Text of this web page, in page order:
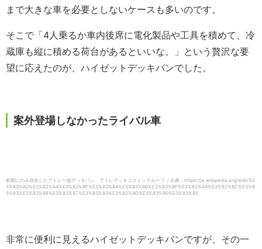
まで大きな車を必要としないケースも多いのです。
そこで「4人乗るか車内後席に電化製品や工具を積めて、冷
蔵庫も縦に積める荷台があるといいな。」という贅沢な要
望に応えたのが、ハイゼットデッキバンでした。
案外登場しなかったライバル車
初期にのみ存在したアトレー版デッキバン、アトレデッキコズミックルーフ / 出典：https://ja.wikipedia.org/wiki/%E
3%83%80%E3%82%A4%E3%83%8F%E3%83%84%E3%83%BB%E3%83%8F%E3%82%A4%E3%82%BC%E3%8
3%83%E3%83%88%E3%83%87%E3%83%83%E3%82%AD%E3%83%90%E3%83%B3
非常に便利に見えるハイゼットデッキバンですが、その一